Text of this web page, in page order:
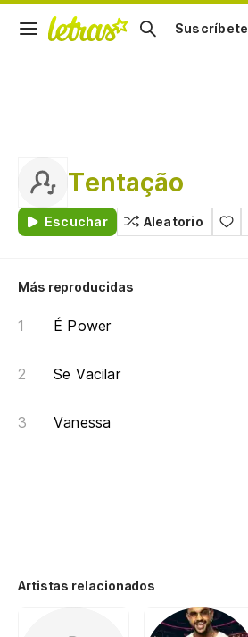
Suscríbete
Tentação
Escuchar Aleatorio
Más reproducidas
É Power
Se Vacilar
Vanessa
Artistas relacionados